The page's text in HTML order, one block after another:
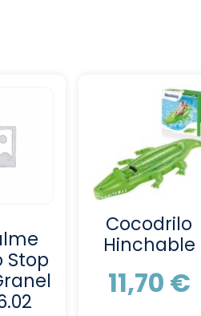
Stop
Cocodrilo
Hinchable
11,70 €